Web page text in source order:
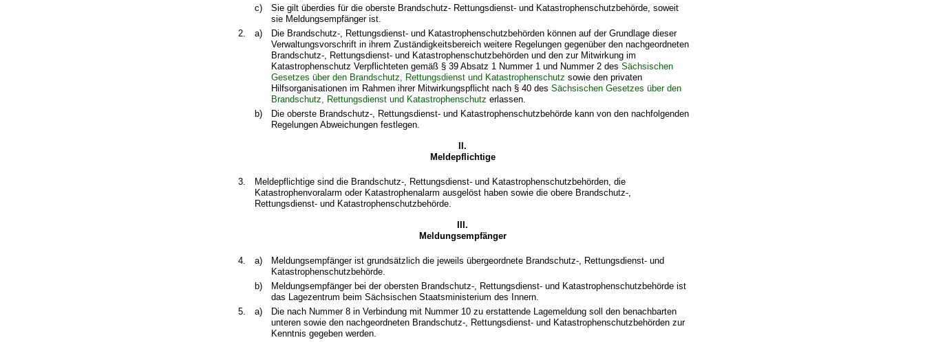
c)
Sie gilt überdies für die oberste Brandschutz- Rettungsdienst- und Katastrophenschutzbehörde, soweit
sie Meldungsempfänger ist.
2.
a)
Die Brandschutz-, Rettungsdienst- und Katastrophenschutzbehörden können auf der Grundlage dieser
Verwaltungsvorschrift in ihrem Zuständigkeitsbereich weitere Regelungen gegenüber den nachgeordneten
Brandschutz-, Rettungsdienst- und Katastrophenschutzbehörden und den zur Mitwirkung im
Katastrophenschutz Verpflichteten gemäß § 39 Absatz 1 Nummer 1 und Nummer 2 desSächsischen
Gesetzes über den Brandschutz, Rettungsdienst und Katastrophenschutz sowie den privaten
Hilfsorganisationen im Rahmen ihrer Mitwirkungspflicht nach § 40 desSächsischen Gesetzes über den
Brandschutz, Rettungsdienst und Katastrophenschutz erlassen.
b)
Die oberste Brandschutz-, Rettungsdienst- und Katastrophenschutzbehörde kann von den nachfolgenden
Regelungen Abweichungen festlegen.
II.
Meldepflichtige
3.
Meldepflichtige sind die Brandschutz-, Rettungsdienst- und Katastrophenschutzbehörden, die
Katastrophenvoralarm oder Katastrophenalarm ausgelöst haben sowie die obere Brandschutz-,
Rettungsdienst- und Katastrophenschutzbehörde.
III.
Meldungsempfänger
4. a)
Meldungsempfänger ist grundsätzlich die jeweils übergeordnete Brandschutz-, Rettungsdienst- und
Katastrophenschutzbehörde.
b)
Meldungsempfänger bei der obersten Brandschutz-, Rettungsdienst- und Katastrophenschutzbehörde ist
das Lagezentrum beim Sächsischen Staatsministerium des Innern.
5.
a)
Die nach Nummer 8 in Verbindung mit Nummer 10 zu erstattende Lagemeldung soll den benachbarten
unteren sowie den nachgeordneten Brandschutz-, Rettungsdienst- und Katastrophenschutzbehörden zur
Kenntnis gegeben werden.